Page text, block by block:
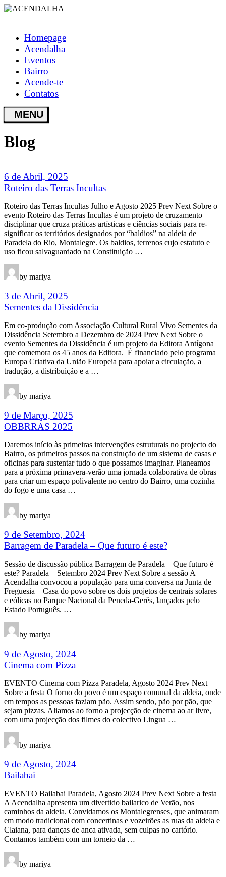
Homepage
Acendalha
Eventos
Bairro
Acende-te
Contatos
Blog
6 de Abril, 2025
Roteiro das Terras Incultas
Roteiro das Terras Incultas Julho e Agosto 2025 Prev Next Sobre o
evento Roteiro das Terras Incultas é um projeto de cruzamento
disciplinar que cruza práticas artísticas e ciências sociais para re-
significar os territórios designados por “baldios” na aldeia de
Paradela do Rio, Montalegre. Os baldios, terrenos cujo estatuto e
uso ficou salvaguardado na Constituição …
by mariya
3 de Abril, 2025
Sementes da Dissidência
Em co-produção com Associação Cultural Rural Vivo Sementes da
Dissidência Setembro a Dezembro de 2024 Prev Next Sobre o
evento Sementes da Dissidência é um projeto da Editora Antígona
que comemora os 45 anos da Editora. É financiado pelo programa
Europa Criativa da União Europeia para apoiar a circulação, a
tradução, a distribuição e a …
by mariya
9 de Março, 2025
OBBRRAS 2025
Daremos início às primeiras intervenções estruturais no projecto do
Bairro, os primeiros passos na construção de um sistema de casas e
oficinas para sustentar tudo o que possamos imaginar. Planeamos
para a próxima primavera-verão uma jornada colaborativa de obras
para criar um espaço polivalente no centro do Bairro, uma cozinha
do fogo e uma casa …
by mariya
9 de Setembro, 2024
Barragem de Paradela – Que futuro é este?
Sessão de discussão pública Barragem de Paradela – Que futuro é
este? Paradela – Setembro 2024 Prev Next Sobre a sessão A
Acendalha convocou a população para uma conversa na Junta de
Freguesia – Casa do povo sobre os dois projetos de centrais solares
e eólicas no Parque Nacional da Peneda-Gerês, lançados pelo
Estado Português. …
by mariya
9 de Agosto, 2024
Cinema com Pizza
EVENTO Cinema com Pizza Paradela, Agosto 2024 Prev Next
Sobre a festa O forno do povo é um espaço comunal da aldeia, onde
em tempos as pessoas faziam pão. Assim sendo, pão por pão, que
sejam pizzas. Aliamos ao forno a projecção de cinema ao ar livre,
com uma projecção dos filmes do colectivo Lingua …
by mariya
9 de Agosto, 2024
Bailabai
EVENTO Bailabai Paradela, Agosto 2024 Prev Next Sobre a festa
A Acendalha apresenta um divertido bailarico de Verão, nos
caminhos da aldeia. Convidamos os Montalegrenses, que animaram
em modo tradicional com concertinas e vozeirões as ruas da aldeia e
Claiana, para danças de anca ativada, sem culpas no cartório.
Contamos também com um torneio da …
by mariya